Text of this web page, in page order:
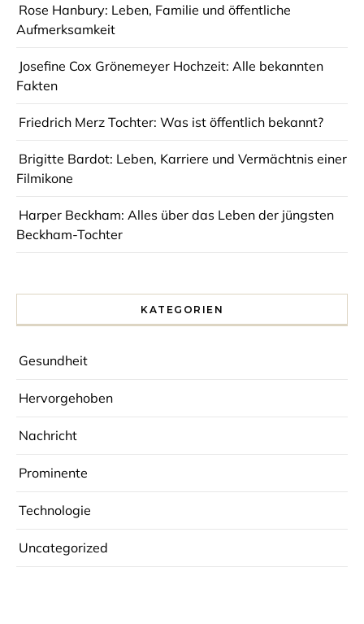
Rose Hanbury: Leben, Familie und öffentliche
Aufmerksamkeit
Josefine Cox Grönemeyer Hochzeit: Alle bekannten
Fakten
Friedrich Merz Tochter: Was ist öffentlich bekannt?
Brigitte Bardot: Leben, Karriere und Vermächtnis einer
Filmikone
Harper Beckham: Alles über das Leben der jüngsten
Beckham-Tochter
KATEGORIEN
Gesundheit
Hervorgehoben
Nachricht
Prominente
Technologie
Uncategorized